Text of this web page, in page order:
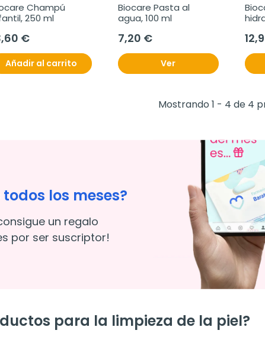
Champú
250 ml
€
Añadir al carrito
Biocare Pasta al
agua, 100 ml
7,20 €
Ver
Mostrando 1 - 4 de 4
todos los meses?
un regalo
por ser suscriptor!
para la limpieza de la piel?